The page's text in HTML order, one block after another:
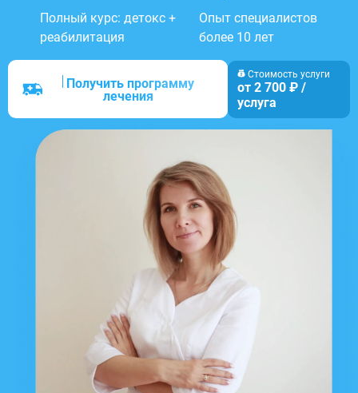
Полный курс: детокс +
реабилитация
Опыт специалистов
более 10 лет
лечения
Стоимость услуги
от 2 700 ₽ /
услуга